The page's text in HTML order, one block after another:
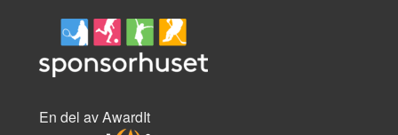
En del av AwardIt